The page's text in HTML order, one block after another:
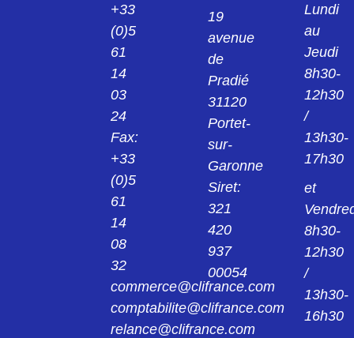
+33
(0)5
61
14
03
24
Fax:
+33
(0)5
61
14
08
32
commerce@clifrance.com
comptabilite@clifrance.com
relance@clifrance.com
19
avenue
de
Pradié
31120
Portet-
sur-
Garonne
Siret:
321
420
937
00054
Lundi
au
Jeudi
8h30-
12h30
/
13h30-
17h30
et
8h30-
12h30
/
13h30-
16h30